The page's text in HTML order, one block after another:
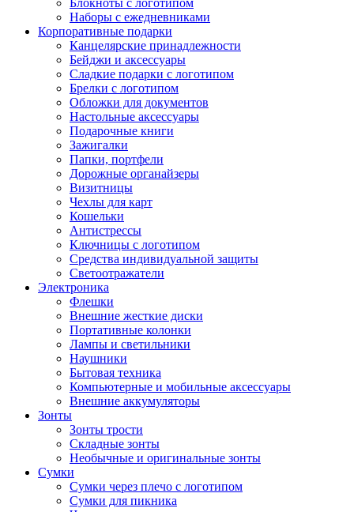
Блокноты с логотипом
Наборы с ежедневниками
Корпоративные подарки
Канцелярские принадлежности
Бейджи и аксессуары
Сладкие подарки с логотипом
Брелки с логотипом
Обложки для документов
Настольные аксессуары
Подарочные книги
Зажигалки
Папки, портфели
Дорожные органайзеры
Визитницы
Чехлы для карт
Кошельки
Антистрессы
Ключницы с логотипом
Средства индивидуальной защиты
Светоотражатели
Электроника
Флешки
Внешние жесткие диски
Портативные колонки
Лампы и светильники
Наушники
Бытовая техника
Компьютерные и мобильные аксессуары
Внешние аккумуляторы
Зонты
Зонты трости
Складные зонты
Необычные и оригинальные зонты
Сумки
Сумки через плечо с логотипом
Сумки для пикника